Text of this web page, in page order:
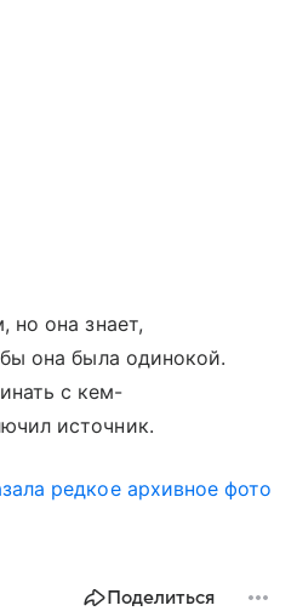
но она знает,
она была одинокой.
с кем-
источник.
редкое архивное фото
Поделиться